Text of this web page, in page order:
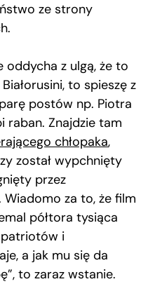
ze strony
z ulgą, że to
to spieszę z
postów np. Piotra
raban. Znajdzie tam
chłopaka,
został wypchnięty
przez
Wiadomo za to, że film
półtora tysiąca
i
a jak mu się da
to zaraz wstanie.